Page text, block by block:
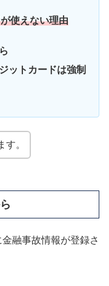
使えない理由
ットカードは強制
。
融事故情報が登録さ